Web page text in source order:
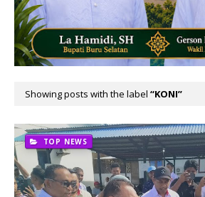
Showing posts with the label KONI
TOP NEWS